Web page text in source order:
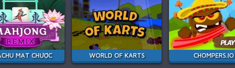
MẠT CHƯỢC WORLD OF KARTS CHOMPERS.IO